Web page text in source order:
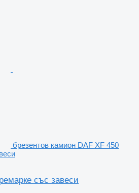
брезентов камион DAF XF 450
със завеси